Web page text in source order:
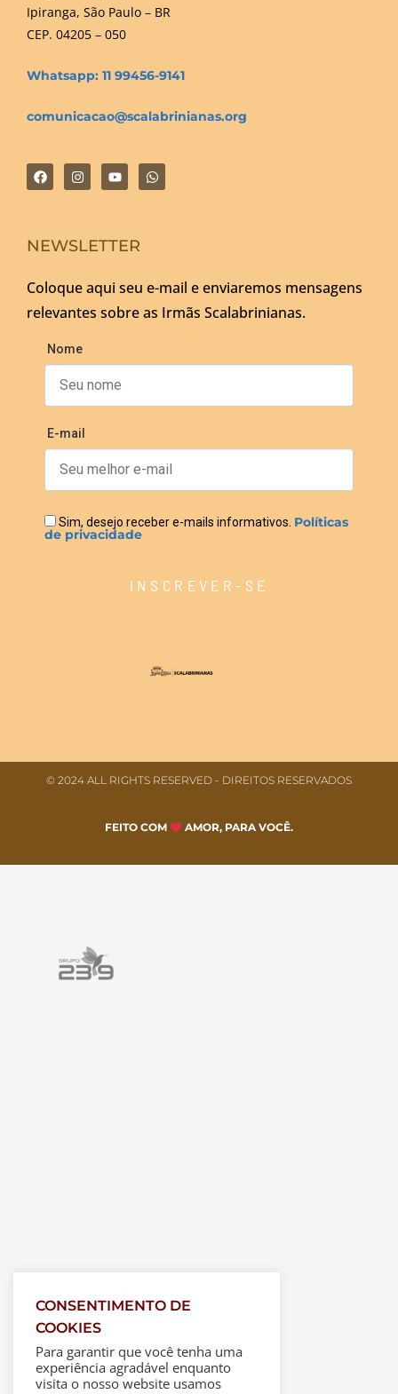
Ipiranga, São Paulo – BR
CEP. 04205 – 050
Whatsapp: 11 99456-9141
comunicacao@scalabrinianas.org
NEWSLETTER
Coloque aqui seu e-mail e enviaremos mensagens
relevantes sobre as Irmãs Scalabrinianas.
Nome
E-mail
Sim, desejo receber e-mails informativos. Políticas
de privacidade
INSCREVER-SE
© 2024 ALL RIGHTS RESERVED​ - DIREITOS RESERVADOS
FEITO COM AMOR, PARA VOCÊ.
CONSENTIMENTO DE
COOKIES
Para garantir que você tenha uma
experiência agradável enquanto
visita o nosso website usamos